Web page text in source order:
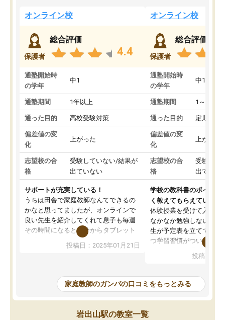
オンライン校
保護者
総合評価
4.4
通塾開始時
の学年
中1
通塾期間 1年以上
通った目的 高校受験対策
偏差値の変
化
上がった
志望校の合
格
受験していない/結果が
出ていない
サポートが充実している！
うちは田舎で家庭教師なんてできるの
かなと思ってましたが、オンラインで
良い先生を紹介してくれて息子も毎週
その時間になると自分からタブレット
を開いてzoomを繋げるようになりまし
た！5科目なんでもOKなのもとても気
めて1年ほどだった今では平均点以上の
科目が増えてきました！あと1年受験ま
であるので無料の週末教室を使用しな
がら頑張って欲しいと思います！
投稿日：2025年01月21日
オンライン校
保護者
総合評価
通塾開始時
の学年
中1
通塾期間 1～3ヵ月
通った目的 定期テス
偏差値の変
化
上がった
志望校の合
格
受験して
出ていな
学校の教科書のポイント
く教えてもらえている
体験授業を受けて入塾し
なかなか勉強しない息子
生が予定表を立ててくれ
つ学習習慣がついてきま
指導が無い日も予定表
問できるのでとても助か
投稿日：
家庭教師のガンバの口コミをもっとみる
岩出山駅の教室一覧